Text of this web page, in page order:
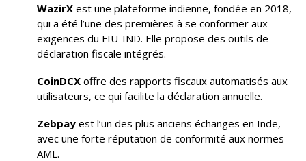
WazirX est une plateforme indienne, fondée en 2018,
qui a été l’une des premières à se conformer aux
exigences du FIU-IND. Elle propose des outils de
déclaration fiscale intégrés.
CoinDCX offre des rapports fiscaux automatisés aux
utilisateurs, ce qui facilite la déclaration annuelle.
Zebpay est l’un des plus anciens échanges en Inde,
avec une forte réputation de conformité aux normes
AML.